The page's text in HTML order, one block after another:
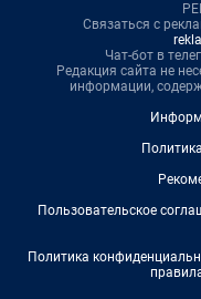
Связаться с
Чат-бот в
Редакция сайта не
информации,
Пользовательское
Политика